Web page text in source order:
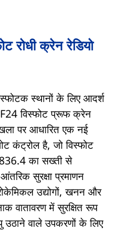
रोधी क्रेन रेडियो
स्थानों के लिए आदर्श
विस्फोट प्रूफ क्रेन
पर आधारित एक नई
कंट्रोल है, जो विस्फोट
का सख्ती से
सुरक्षा प्रमाणन
उद्योगों, खनन और
वातावरण में सुरक्षित रूप
वाले उपकरणों के लिए